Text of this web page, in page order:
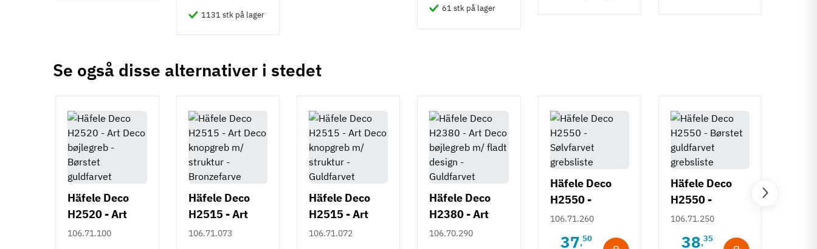
1131 stk på lager
61 stk på lager
Se også disse alternativer i stedet
Häfele Deco
H2520 - Art
Deco bøjlegreb
106.71.100
Häfele Deco
H2515 - Art
Deco knopgreb
106.71.073
Häfele Deco
H2515 - Art
Deco knopgreb
106.71.072
Häfele Deco
H2380 - Art
Deco bøjlegreb
106.70.290
Häfele Deco
H2550 -
Sølvfarvet
grebsliste
106.71.260
37,50
Häfele Deco
H2550 -
Børstet
guldfarvet
106.71.250
38,35